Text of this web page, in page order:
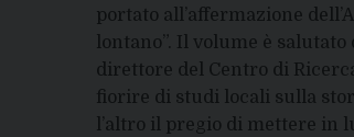
portato all’affermazione
lontano”. Il volume è
direttore del Centro di
fiorire di studi locali sulla
l’altro il pregio di mettere in